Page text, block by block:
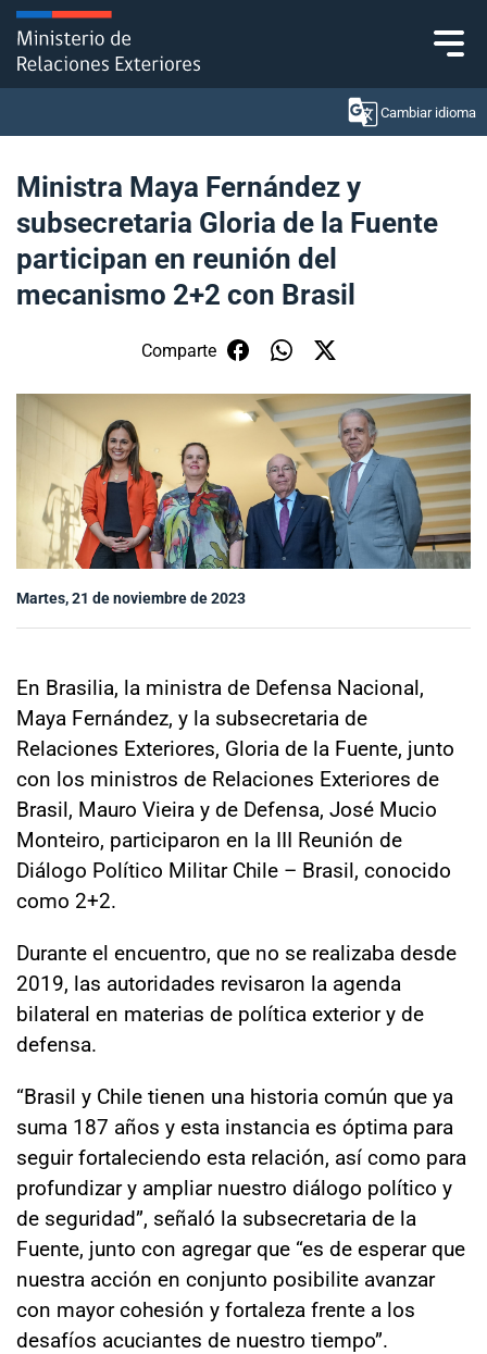
Click acá para ir directamente al contenido
Cambiar idioma
Ministerio
Política Exterior
Subsecretaría de Relaciones Económicas
Internacionales
Sala de prensa
modo claro
Ministra Maya Fernández y
subsecretaria Gloria de la Fuente
participan en reunión del
mecanismo 2+2 con Brasil
Comparte
Martes, 21 de noviembre de 2023
En Brasilia, la ministra de Defensa Nacional,
Maya Fernández, y la subsecretaria de
Relaciones Exteriores, Gloria de la Fuente, junto
con los ministros de Relaciones Exteriores de
Brasil, Mauro Vieira y de Defensa, José Mucio
Monteiro, participaron en la III Reunión de
Diálogo Político Militar Chile – Brasil, conocido
como 2+2.
Durante el encuentro, que no se realizaba desde
2019, las autoridades revisaron la agenda
bilateral en materias de política exterior y de
defensa.
“Brasil y Chile tienen una historia común que ya
suma 187 años y esta instancia es óptima para
seguir fortaleciendo esta relación, así como para
profundizar y ampliar nuestro diálogo político y
de seguridad”, señaló la subsecretaria de la
Fuente, junto con agregar que “es de esperar que
nuestra acción en conjunto posibilite avanzar
con mayor cohesión y fortaleza frente a los
desafíos acuciantes de nuestro tiempo”.